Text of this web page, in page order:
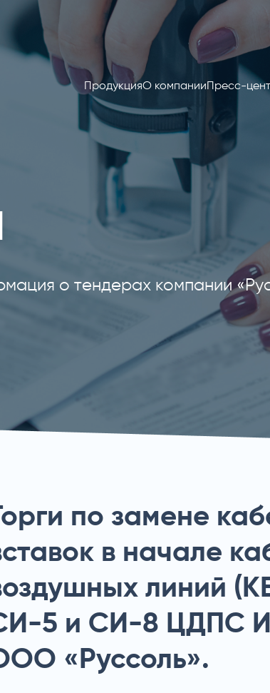
ПродукцияО компании Пресс-
о тендерах компании
по замене
в начале
линий
5 и СИ-8 ЦДПС
«Руссоль».